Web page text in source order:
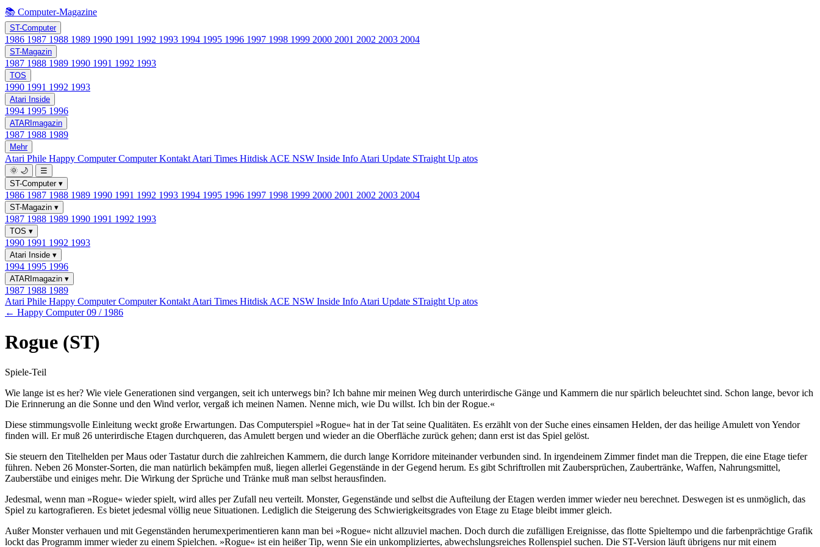
📚 Computer-Magazine
ST-Computer
1986 1987 1988 1989 1990 1991 1992 1993 1994 1995 1996 1997 1998 1999 2000 2001 2002 2003 2004
ST-Magazin
1987 1988 1989 1990 1991 1992 1993
TOS
1990 1991 1992 1993
Atari Inside
1994 1995 1996
ATARImagazin
1987 1988 1989
Mehr
Atari Phile Happy ComputerComputer Kontakt Atari Times Hitdisk ACE NSW Inside Info Atari Update STraight Up atos
🌞 🌙
☰
ST-Computer ▾
1986 1987 1988 1989 1990 1991 1992 1993 1994 1995 1996 1997 1998 1999 2000 2001 2002 2003 2004
ST-Magazin ▾
1987 1988 1989 1990 1991 1992 1993
TOS ▾
1990 1991 1992 1993
Atari Inside ▾
1994 1995 1996
ATARImagazin ▾
1987 1988 1989
Atari Phile Happy ComputerComputer Kontakt Atari Times Hitdisk ACE NSW Inside Info Atari Update STraight Up atos
← Happy Computer 09 / 1986
Rogue (ST)
Spiele-Teil
Wie lange ist es her? Wie viele Generationen sind vergangen, seit ich unterwegs bin? Ich bahne mir meinen Weg durch unterirdische Gänge und Kammern die nur spärlich beleuchtet sind. Schon lange, bevor ich
Die Erinnerung an die Sonne und den Wind verlor, vergaß ich meinen Namen. Nenne mich, wie Du willst. Ich bin der Rogue.«
Diese stimmungsvolle Einleitung weckt große Erwartungen. Das Computerspiel »Rogue« hat in der Tat seine Qualitäten. Es erzählt von der Suche eines einsamen Helden, der das heilige Amulett von Yendor
finden will. Er muß 26 unterirdische Etagen durchqueren, das Amulett bergen und wieder an die Oberfläche zurück gehen; dann erst ist das Spiel gelöst.
Sie steuern den Titelhelden per Maus oder Tastatur durch die zahlreichen Kammern, die durch lange Korridore miteinander verbunden sind. In irgendeinem Zimmer findet man die Treppen, die eine Etage tiefer
führen. Neben 26 Monster-Sorten, die man natürlich bekämpfen muß, liegen allerlei Gegenstände in der Gegend herum. Es gibt Schriftrollen mit Zaubersprüchen, Zaubertränke, Waffen, Nahrungsmittel,
Zauberstäbe und einiges mehr. Die Wirkung der Sprüche und Tränke muß man selbst herausfinden.
Jedesmal, wenn man »Rogue« wieder spielt, wird alles per Zufall neu verteilt. Monster, Gegenstände und selbst die Aufteilung der Etagen werden immer wieder neu berechnet. Deswegen ist es unmöglich, das
Spiel zu kartografieren. Es bietet jedesmal völlig neue Situationen. Lediglich die Steigerung des Schwierigkeitsgrades von Etage zu Etage bleibt immer gleich.
Außer Monster verhauen und mit Gegenständen herumexperimentieren kann man bei »Rogue« nicht allzuviel machen. Doch durch die zufälligen Ereignisse, das flotte Spieltempo und die farbenprächtige Grafik
lockt das Programm immer wieder zu einem Spielchen. »Rogue« ist ein heißer Tip, wenn Sie ein unkompliziertes, abwechslungsreiches Rollenspiel suchen. Die ST-Version läuft übrigens nur mit einem